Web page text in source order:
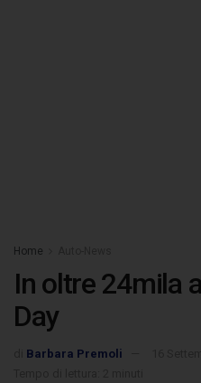
Home
In oltre 24mila
Day
Barbara Premoli